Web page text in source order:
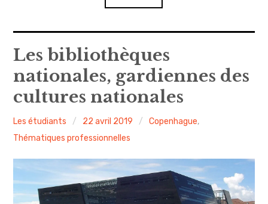
Amsterdam
Précédemment child
menu
child
child
menu
A propos
Les bibliothèques
nationales, gardiennes des
cultures nationales
Les étudiants 22 avril 2019 Copenhague,
Thématiques professionnelles